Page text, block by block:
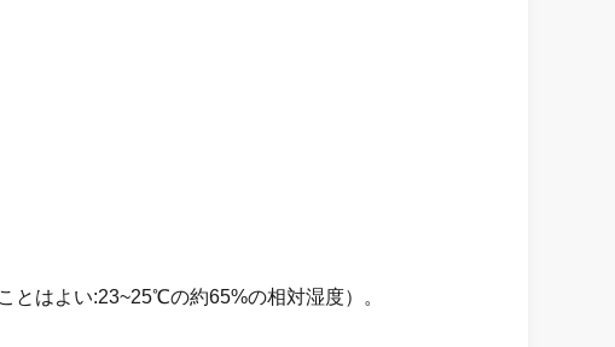
とはよい:23~25℃の約65%の相対湿度）。